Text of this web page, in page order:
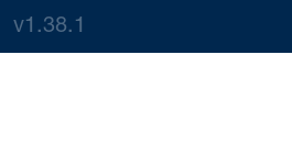
v1.38.1